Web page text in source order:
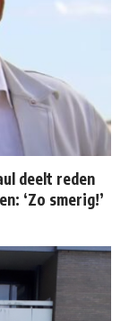
deelt reden
‘Zo smerig!’